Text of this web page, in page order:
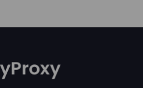
devices, highly